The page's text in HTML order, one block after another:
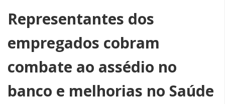
Representantes dos
empregados cobram
combate ao assédio no
banco e melhorias no Saúde